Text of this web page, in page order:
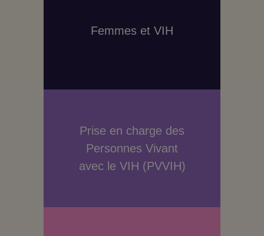
Femmes et VIH
Prise en charge des
Personnes Vivant
avec le VIH (PVVIH)